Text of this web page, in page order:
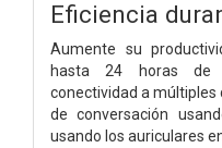
Eficiencia
Aumente su
hasta 24 horas de
conectividad a múltiples
de conversación
usando los auriculares